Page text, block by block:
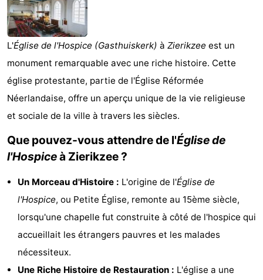
d'hôtes
Chaumières
-
Buitenheem
-
De
Oase
-
Duinoord
-
Ginsterveld
-
Livingstone
Greve
Port
L'Église de l'Hospice (Gasthuiskerk) à Zierikzee est un
monument remarquable avec une riche histoire. Cette
église protestante, partie de l'Église Réformée
Néerlandaise, offre un aperçu unique de la vie religieuse
et sociale de la ville à travers les siècles.
Que pouvez-vous attendre de l'Église de
l'Hospiceà Zierikzee ?
Un Morceau d'Histoire : L'origine de l'Église de
l'Hospice, ou Petite Église, remonte au 15ème siècle,
lorsqu'une chapelle fut construite à côté de l'hospice qui
accueillait les étrangers pauvres et les malades
nécessiteux.
Une Riche Histoire de Restauration : L'église a une